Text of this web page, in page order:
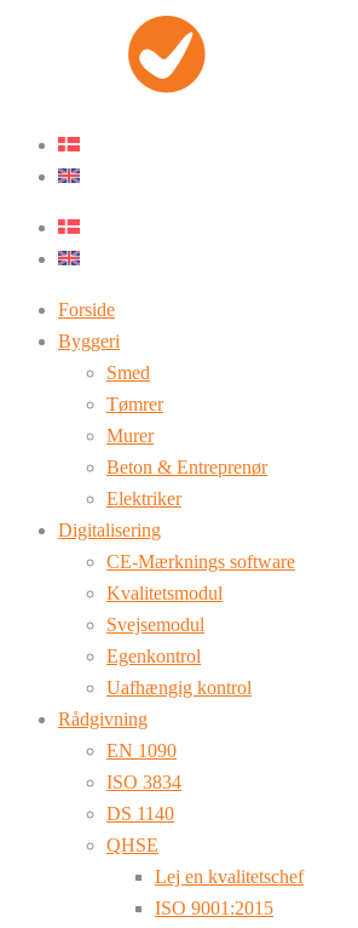
Forside
Byggeri
Smed
Tømrer
Murer
Beton & Entreprenør
Elektriker
Digitalisering
CE-Mærknings software
Kvalitetsmodul
Svejsemodul
Egenkontrol
Uafhængig kontrol
Rådgivning
EN 1090
ISO 3834
DS 1140
QHSE
Lej en kvalitetschef
ISO 9001:2015